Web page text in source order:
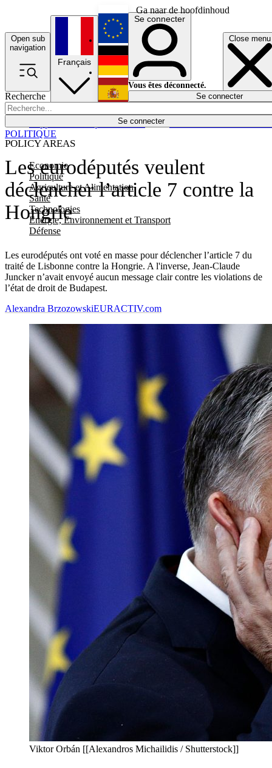
Ga naar de hoofdinhoud
Open sub
navigation
Close menu
Recherche
Se connecter
POLICY AREAS
Economie
Politique
Agriculture et Alimentation
Santé
Technologies
Energie, Environnement et Transport
Défense
Économie
Français
English
Deutsch
Español
Se connecter
Vous êtes déconnecté.
Se connecter
Les eurodéputés veulent
déclencher l’article 7 contre la
Hongrie
Les eurodéputés ont voté en masse pour déclencher l’article 7 du
traité de Lisbonne contre la Hongrie. A l'inverse, Jean-Claude
Juncker n’avait envoyé aucun message clair contre les violations de
l’état de droit de Budapest.
POLITIQUE
Alexandra BrzozowskiEURACTIV.com
Viktor Orbán [[Alexandros Michailidis / Shutterstock]]